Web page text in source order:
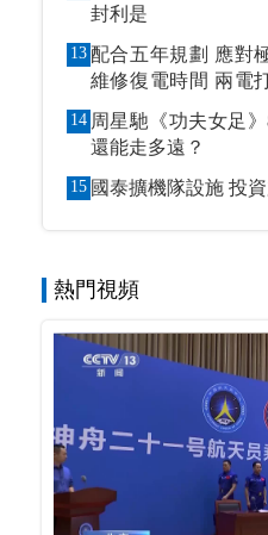
封利是
13 配合五年規劃 應對極端天氣 港燈新系統減檢查
維修復電時間 兩電打造韌性電網 智能聯通速應
萬變
14 周星馳《功夫女足
還能走多遠？
15 國泰擴
熱門視頻